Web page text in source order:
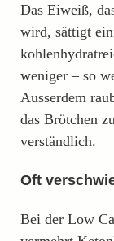
Das Eiweiß,
wird, sättigt
weniger – so
Ausserdem
das Brötchen
verständlich.
Oft
Bei der Low